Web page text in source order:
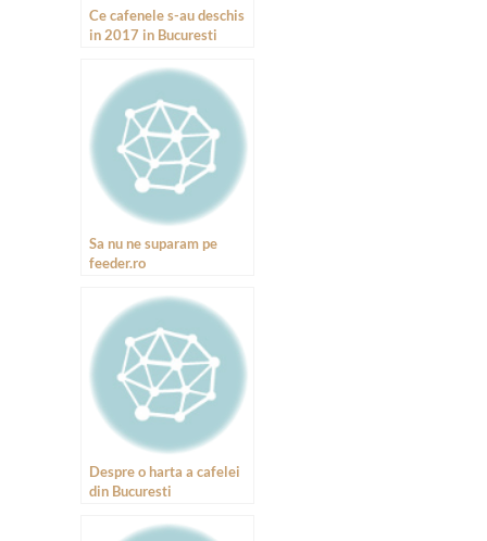
Ce cafenele s-au deschis
in 2017 in Bucuresti
Sa nu ne suparam pe
feeder.ro
Despre o harta a cafelei
din Bucuresti